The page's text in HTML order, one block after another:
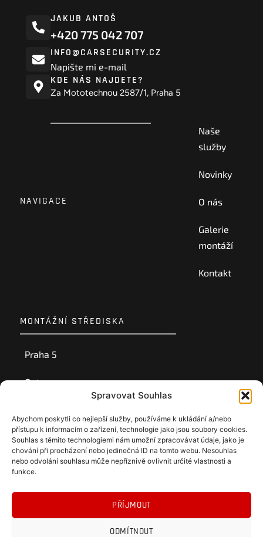
Spravovat Souhlas
Abychom poskytli co nejlepší služby, používáme k ukládání a/nebo
přístupu k informacím o zařízení, technologie jako jsou soubory cookies.
Souhlas s těmito technologiemi nám umožní zpracovávat údaje, jako je
chování při procházení nebo jedinečná ID na tomto webu. Nesouhlas
nebo odvolání souhlasu může nepříznivě ovlivnit určité vlastnosti a
funkce.
PŘÍJMOUT
ODMÍTNOUT
JAKUB ANTOŠ
+420 775 042 707
INFO@CARSECURITY.CZ
Napište mi e-mail
KDE NÁS NAJDETE?
Za Mototechnou 2587/1, Praha 5
NAVIGACE
Naše
služby
Novinky
O nás
Galerie
montáží
Kontakt
MONTÁŽNÍ STŘEDISKA
Praha 5
Ostrava